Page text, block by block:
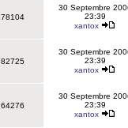
78104
30 Septembre
23:39
xantox
82725
30 Septembre
23:39
xantox
64276
30 Septembre
23:39
xantox